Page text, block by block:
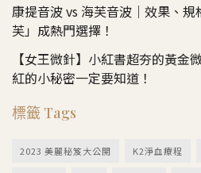
康提音波 vs 海芙音波｜效果、
芙」成熱門選擇！
【女王微針】小紅書超夯的黃金
紅的小秘密一定要知道！
標籤 Tags
2023 美麗秘笈大公開 K2淨血療程